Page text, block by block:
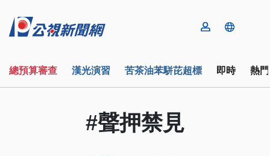
總預算審查 漢光演習 苦茶油苯駢芘超標 即時 熱
#聲押禁見